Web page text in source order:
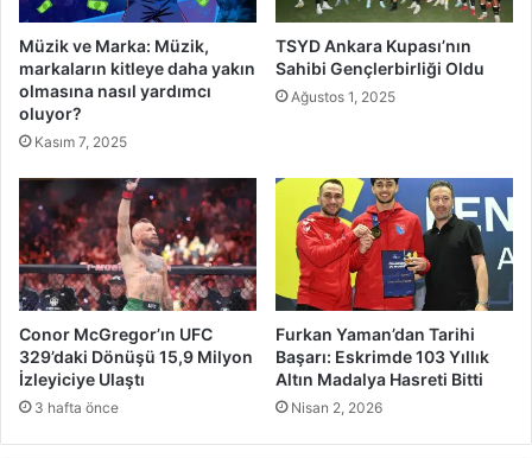
Müzik ve Marka: Müzik,
markaların kitleye daha yakın
olmasına nasıl yardımcı
oluyor?
Kasım 7, 2025
TSYD Ankara Kupası’nın
Sahibi Gençlerbirliği Oldu
Ağustos 1, 2025
Conor McGregor’ın UFC
329’daki Dönüşü 15,9 Milyon
İzleyiciye Ulaştı
3 hafta önce
Furkan Yaman’dan Tarihi
Başarı: Eskrimde 103 Yıllık
Altın Madalya Hasreti Bitti
Nisan 2, 2026